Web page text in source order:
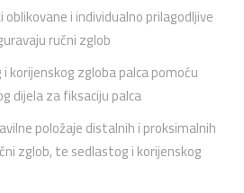
i individualno prilagodljive
ručni zglob
korijenskog zgloba palca pomoću
dijela za fiksaciju palca
položaje distalnih i proksimalnih
zglob, te sedlastog i korijenskog